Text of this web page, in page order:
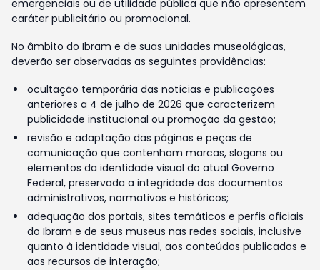
emergenciais ou de utilidade pública que não apresentem
caráter publicitário ou promocional.
No âmbito do Ibram e de suas unidades museológicas,
deverão ser observadas as seguintes providências:
ocultação temporária das notícias e publicações
anteriores a 4 de julho de 2026 que caracterizem
publicidade institucional ou promoção da gestão;
revisão e adaptação das páginas e peças de
comunicação que contenham marcas, slogans ou
elementos da identidade visual do atual Governo
Federal, preservada a integridade dos documentos
administrativos, normativos e históricos;
adequação dos portais, sites temáticos e perfis oficiais
do Ibram e de seus museus nas redes sociais, inclusive
quanto à identidade visual, aos conteúdos publicados e
aos recursos de interação;